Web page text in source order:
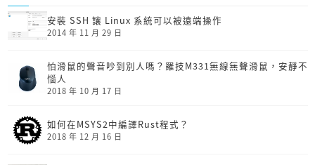
安裝 SSH 讓 Linux 系統可以被遠端操作
2014 年 11 月 29 日
怕滑鼠的聲音吵到別人嗎？羅技M331無線無聲滑鼠，安靜不
惱人
2018 年 10 月 17 日
如何在MSYS2中編譯Rust程式？
2018 年 12 月 16 日